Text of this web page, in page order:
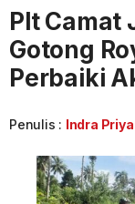
Plt Camat
Gotong
Perbaiki
Penulis : Indra